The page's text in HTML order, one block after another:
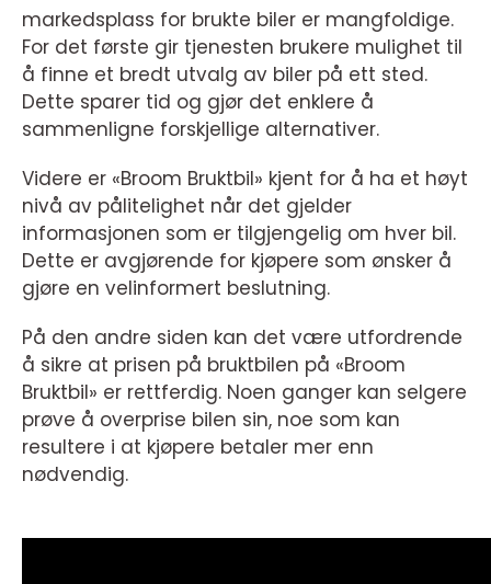
markedsplass for brukte biler er mangfoldige.
For det første gir tjenesten brukere mulighet til
å finne et bredt utvalg av biler på ett sted.
Dette sparer tid og gjør det enklere å
sammenligne forskjellige alternativer.
Videre er «Broom Bruktbil» kjent for å ha et høyt
nivå av pålitelighet når det gjelder
informasjonen som er tilgjengelig om hver bil.
Dette er avgjørende for kjøpere som ønsker å
gjøre en velinformert beslutning.
På den andre siden kan det være utfordrende
å sikre at prisen på bruktbilen på «Broom
Bruktbil» er rettferdig. Noen ganger kan selgere
prøve å overprise bilen sin, noe som kan
resultere i at kjøpere betaler mer enn
nødvendig.